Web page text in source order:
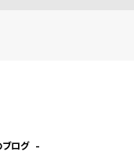
ブログ